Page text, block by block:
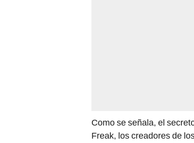
Como se señala, el
Freak, los creadores de